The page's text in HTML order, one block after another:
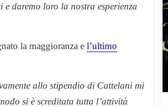
daremo loro la nostra esperienza
la maggioranza e l’ultimo
allo stipendio di Cattelani mi
si è screditata tutta l’attività